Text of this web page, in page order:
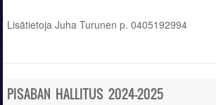
Lisätietoja Juha Turunen p. 0405192994
PISABAN HALLITUS 2024-2025